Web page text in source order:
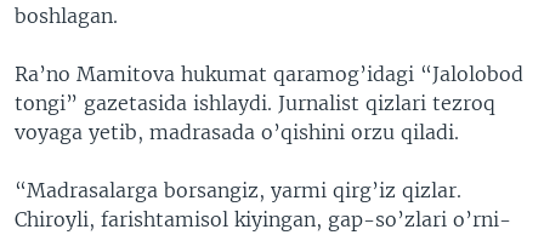
boshlagan.
Ra’no Mamitova hukumat qaramog’idagi “Jalolobod
tongi” gazetasida ishlaydi. Jurnalist qizlari tezroq
voyaga yetib, madrasada o’qishini orzu qiladi.
“Madrasalarga borsangiz, yarmi qirg’iz qizlar.
Chiroyli, farishtamisol kiyingan, gap-so’zlari o’rni-